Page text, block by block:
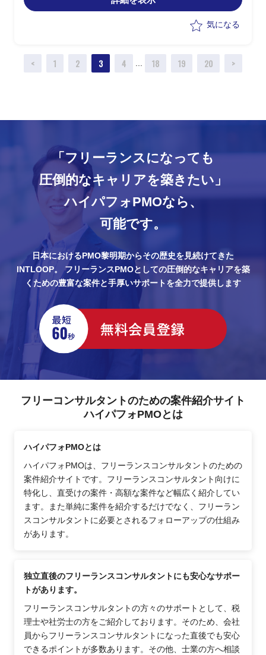
とする
・参加メンバー国籍：フランス、ドイ
・14:00-15:00 元請内部で事前お打ち
合わせ
・16:00-18:00 元請内部でお打ち合わ
せ
気になる
< 1 2 3 4 ... 18 19 20 >
「フリーランスになっても
圧倒的なキャリアを築きたい」
ハイパフォPMOなら、
可能です。
日本におけるPMO黎明期からその歴史を見続けてきた
INTLOOP。
フリーランスPMOとしての圧倒的なキャリアを築
くための豊富な案件と手厚いサポートを全力で提供します
フリーコンサルタントのための案件紹介サイト
ハイパフォPMOとは
ハイパフォPMOとは
ハイパフォPMOは、フリーランスコンサルタントのための
案件紹介サイトです。フリーランスコンサルタント向けに
特化し、直受けの案件・高額な案件など幅広く紹介してい
ます。また単純に案件を紹介するだけでなく、フリーラン
スコンサルタントに必要とされるフォローアップの仕組み
があります。
独立直後のフリーランスコンサルタントにも安心なサポー
トがあります。
フリーランスコンサルタントの方々のサポートとして、税
理士や社労士の方をご紹介しております。そのため、会社
員からフリーランスコンサルタントになった直後でも安心
できるポイントが多数あります。その他、士業の方へ相談